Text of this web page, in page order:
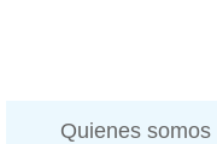
Quienes somos